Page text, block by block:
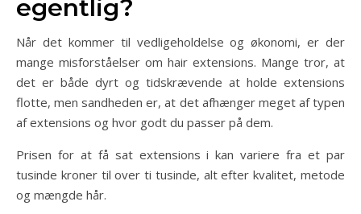
egentlig?
Når det kommer til vedligeholdelse og økonomi, er der
mange misforståelser om hair extensions. Mange tror, at
det er både dyrt og tidskrævende at holde extensions
flotte, men sandheden er, at det afhænger meget af typen
af extensions og hvor godt du passer på dem.
Prisen for at få sat extensions i kan variere fra et par
tusinde kroner til over ti tusinde, alt efter kvalitet, metode
og mængde hår.